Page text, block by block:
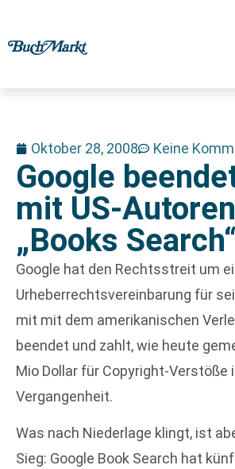
Oktober 28, 2008 Keine
Google
mit US-
„Books Search“
Google hat den Rechtsstreit um
Urheberrechtsvereinbarung für
mit mit dem amerikanischen
beendet und zahlt, wie heute
Mio Dollar für Copyright-Verstöße
Vergangenheit.
Was nach Niederlage klingt, ist
Sieg: Google Book Search hat